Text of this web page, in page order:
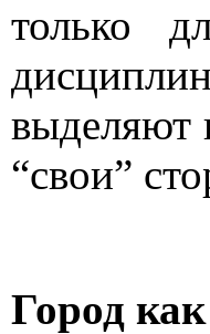
только
выделяют
“свои”
Город